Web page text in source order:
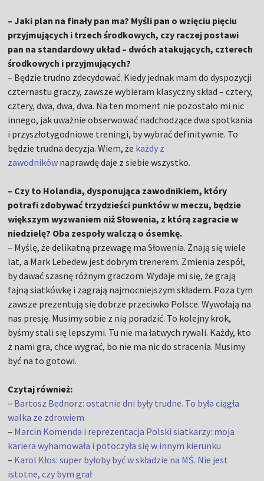
– Jaki plan na finały pan ma? Myśli pan o wzięciu pięciu
przyjmujących i trzech środkowych, czy raczej postawi
pan na standardowy układ – dwóch atakujących, czterech
środkowych i przyjmujących?
– Będzie trudno zdecydować. Kiedy jednak mam do dyspozycji
czternastu graczy, zawsze wybieram klasyczny skład – cztery,
cztery, dwa, dwa, dwa. Na ten moment nie pozostało mi nic
innego, jak uważnie obserwować nadchodzące dwa spotkania
i przyszłotygodniowe treningi, by wybrać definitywnie. To
będzie trudna decyzja. Wiem, że każdy z
zawodników naprawdę daje z siebie wszystko.
– Czy to Holandia, dysponująca zawodnikiem, który
potrafi zdobywać trzydzieści punktów w meczu, będzie
większym wyzwaniem niż Słowenia, z którą zagracie w
niedzielę? Oba zespoły walczą o ósemkę.
– Myślę, że delikatną przewagę ma Słowenia. Znają się wiele
lat, a Mark Lebedew jest dobrym trenerem. Zmienia zespół,
by dawać szasnę różnym graczom. Wydaje mi się, że grają
fajną siatkówkę i zagrają najmocniejszym składem. Poza tym
zawsze prezentują się dobrze przeciwko Polsce. Wywołają na
nas presję. Musimy sobie z nią poradzić. To kolejny krok,
byśmy stali się lepszymi. Tu nie ma łatwych rywali. Każdy, kto
z nami gra, chce wygrać, bo nie ma nic do stracenia. Musimy
być na to gotowi.
Czytaj również:
– Bartosz Bednorz: ostatnie dni były trudne. To była ciągła
walka ze zdrowiem
– Marcin Komenda i reprezentacja Polski siatkarzy: moja
kariera wyhamowała i potoczyła się w innym kierunku
– Karol Kłos: super byłoby być w składzie na MŚ. Nie jest
istotne, czy bym grał